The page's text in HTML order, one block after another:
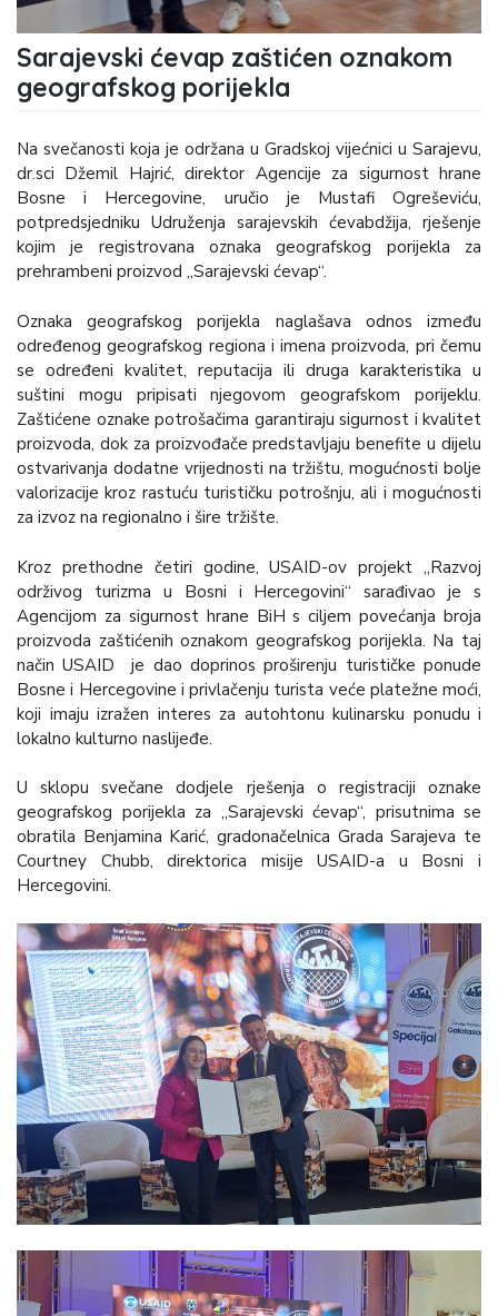
Sarajevski ćevap zaštićen oznakom
geografskog porijekla
Na svečanosti koja je održana u Gradskoj vijećnici u Sarajevu,
dr.sci Džemil Hajrić, direktor Agencije za sigurnost hrane
Bosne i Hercegovine, uručio je Mustafi Ogreševiću,
potpredsjedniku Udruženja sarajevskih ćevabdžija, rješenje
kojim je registrovana oznaka geografskog porijekla za
prehrambeni proizvod „Sarajevski ćevap“.
Oznaka geografskog porijekla naglašava odnos između
određenog geografskog regiona i imena proizvoda, pri čemu
se određeni kvalitet, reputacija ili druga karakteristika u
suštini mogu pripisati njegovom geografskom porijeklu.
Zaštićene oznake potrošačima garantiraju sigurnost i kvalitet
proizvoda, dok za proizvođače predstavljaju benefite u dijelu
ostvarivanja dodatne vrijednosti na tržištu, mogućnosti bolje
valorizacije kroz rastuću turističku potrošnju, ali i mogućnosti
za izvoz na regionalno i šire tržište.
Kroz prethodne četiri godine, USAID-ov projekt „Razvoj
održivog turizma u Bosni i Hercegovini“ sarađivao je s
Agencijom za sigurnost hrane BiH s ciljem povećanja broja
proizvoda zaštićenih oznakom geografskog porijekla. Na taj
način USAID je dao doprinos proširenju turističke ponude
Bosne i Hercegovine i privlačenju turista veće platežne moći,
koji imaju izražen interes za autohtonu kulinarsku ponudu i
lokalno kulturno naslijeđe.
U sklopu svečane dodjele rješenja o registraciji oznake
geografskog porijekla za „Sarajevski ćevap“, prisutnima se
obratila Benjamina Karić, gradonačelnica Grada Sarajeva te
Courtney Chubb, direktorica misije USAID-a u Bosni i
Hercegovini.